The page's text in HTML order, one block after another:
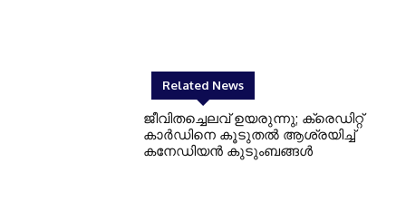
Related News
ജീവിതച്ചെലവ് ഉയരുന്നു; ക്രെഡിറ്റ്
കാർഡിനെ കൂടുതൽ ആശ്രയിച്ച്
കനേഡിയൻ കുടുംബങ്ങൾ